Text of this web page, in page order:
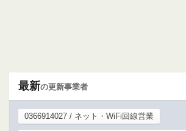
最新の更新事業者
0366914027 / ネット・WiFi回線営業